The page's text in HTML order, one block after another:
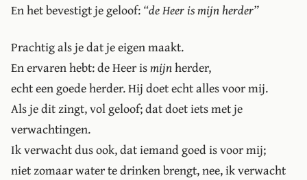
En het bevestigt je geloof:“de Heer is mijn herder”
Prachtig als je dat je eigen maakt.
En ervaren hebt: de Heer ismijnherder,
echt een goede herder. Hij doet echt alles voor mij.
Als je dit zingt, vol geloof; dat doet iets met je
verwachtingen.
Ik verwacht dus ook, dat iemand goed is voor mij;
niet zomaar water te drinken brengt, nee, ik verwacht